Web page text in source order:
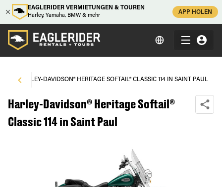
EAGLERIDER VERMIETUNGEN & TOUREN
Harley, Yamaha, BMW & mehr
APP HOLEN
HARLEY-DAVIDSON® HERITAGE SOFTAIL® CLASSIC 114 IN SAINT PAUL
Harley-Davidson® Heritage Softail®
Classic 114 in Saint Paul